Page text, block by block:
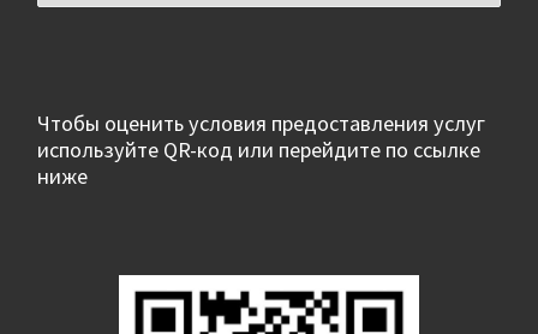
Чтобы оценить условия предоставления услуг
используйте QR-код или перейдите по ссылке
ниже